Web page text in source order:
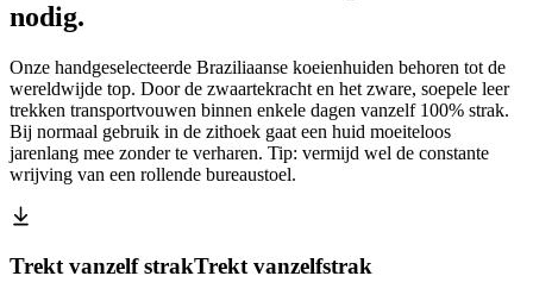
nodig.
Onze handgeselecteerde Braziliaanse koeienhuiden behoren tot de
wereldwijde top. Door de zwaartekracht en het zware, soepele leer
trekken transportvouwen binnen enkele dagen vanzelf 100% strak.
Bij normaal gebruik in de zithoek gaat een huid moeiteloos
jarenlang mee zonder te verharen. Tip: vermijd wel de constante
wrijving van een rollende bureaustoel.
Trekt vanzelf strakTrekt vanzelfstrak